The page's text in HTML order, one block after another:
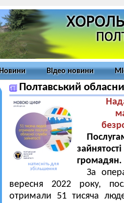
Новини Відео новини
Полтавський
натисніть для
збільшення
Н
громадян.
За
вересня 2022 року,
отримали 51 тисяча